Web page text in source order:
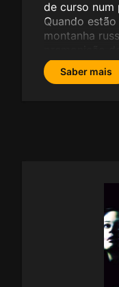
de curso num
Quando
montanha
de alguma
amigos
Saber mais